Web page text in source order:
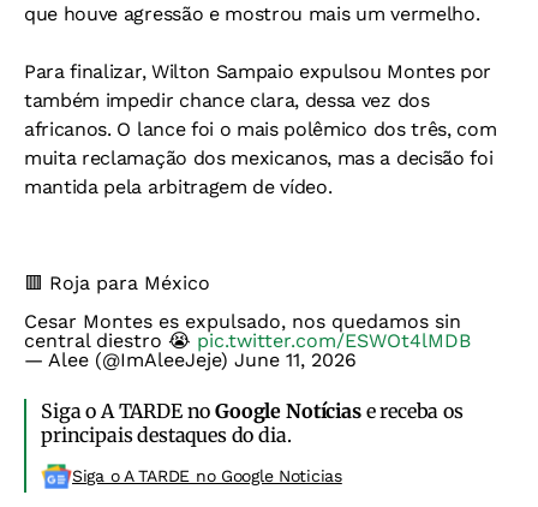
que houve agressão e mostrou mais um vermelho.
Para finalizar, Wilton Sampaio expulsou Montes por
também impedir chance clara, dessa vez dos
africanos. O lance foi o mais polêmico dos três, com
muita reclamação dos mexicanos, mas a decisão foi
mantida pela arbitragem de vídeo.
🟥 Roja para México
Cesar Montes es expulsado, nos quedamos sin
central diestro 😭 pic.twitter.com/ESWOt4lMDB
— Alee (@ImAleeJeje) June 11, 2026
Siga o A TARDE noGoogle Notíciase receba os
principais destaques do dia.
Siga o A TARDE no Google Noticias